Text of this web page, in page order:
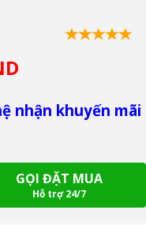
nhận khuyến mãi
GỌI ĐẶT MUA
Hỗ trợ 24/7